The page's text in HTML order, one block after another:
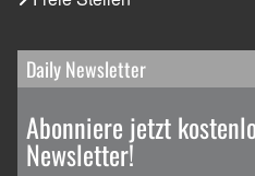
Daily Newsletter
Abonniere jetzt
Newsletter!